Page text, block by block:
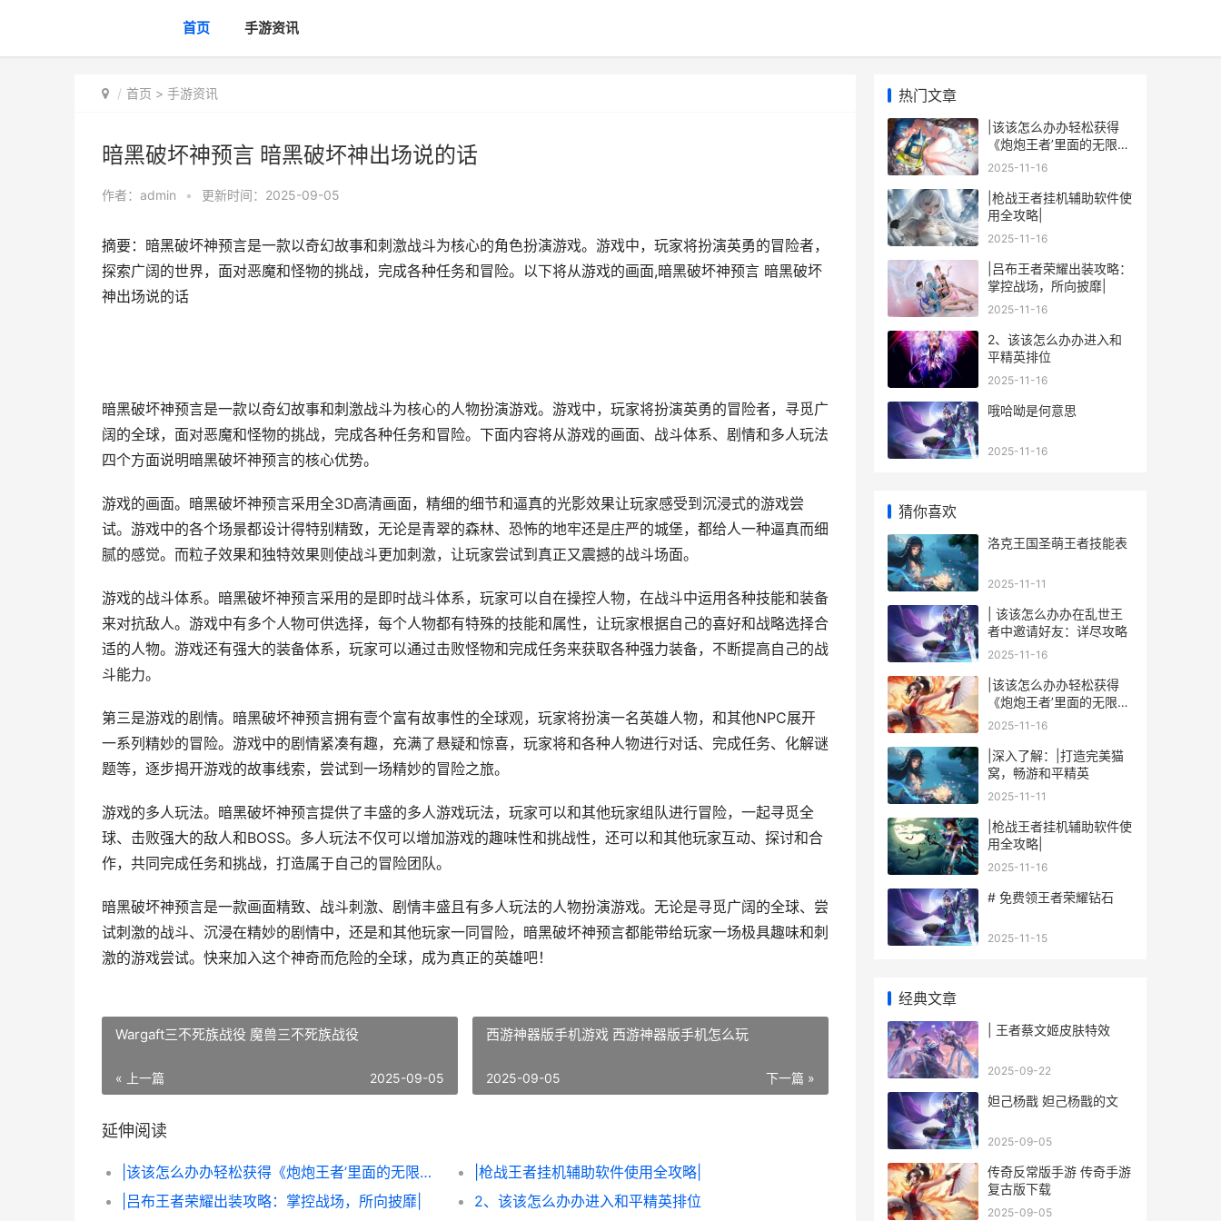
首页 手游资讯
首页 > 手游资讯
暗黑破坏神预言 暗黑破坏神出场说的话
作者： admin • 更新时间：2025-09-05
摘要：暗黑破坏神预言是一款以奇幻故事和刺激战斗为核心的角色扮演游戏。游戏中，玩家将扮演英勇的冒险者，
探索广阔的世界，面对恶魔和怪物的挑战，完成各种任务和冒险。以下将从游戏的画面,暗黑破坏神预言 暗黑破坏
神出场说的话
暗黑破坏神预言是一款以奇幻故事和刺激战斗为核心的人物扮演游戏。游戏中，玩家将扮演英勇的冒险者，寻觅广
阔的全球，面对恶魔和怪物的挑战，完成各种任务和冒险。下面内容将从游戏的画面、战斗体系、剧情和多人玩法
四个方面说明暗黑破坏神预言的核心优势。
游戏的画面。暗黑破坏神预言采用全3D高清画面，精细的细节和逼真的光影效果让玩家感受到沉浸式的游戏尝
试。游戏中的各个场景都设计得特别精致，无论是青翠的森林、恐怖的地牢还是庄严的城堡，都给人一种逼真而细
腻的感觉。而粒子效果和独特效果则使战斗更加刺激，让玩家尝试到真正又震撼的战斗场面。
游戏的战斗体系。暗黑破坏神预言采用的是即时战斗体系，玩家可以自在操控人物，在战斗中运用各种技能和装备
来对抗敌人。游戏中有多个人物可供选择，每个人物都有特殊的技能和属性，让玩家根据自己的喜好和战略选择合
适的人物。游戏还有强大的装备体系，玩家可以通过击败怪物和完成任务来获取各种强力装备，不断提高自己的战
斗能力。
第三是游戏的剧情。暗黑破坏神预言拥有壹个富有故事性的全球观，玩家将扮演一名英雄人物，和其他NPC展开
一系列精妙的冒险。游戏中的剧情紧凑有趣，充满了悬疑和惊喜，玩家将和各种人物进行对话、完成任务、化解谜
题等，逐步揭开游戏的故事线索，尝试到一场精妙的冒险之旅。
游戏的多人玩法。暗黑破坏神预言提供了丰盛的多人游戏玩法，玩家可以和其他玩家组队进行冒险，一起寻觅全
球、击败强大的敌人和BOSS。多人玩法不仅可以增加游戏的趣味性和挑战性，还可以和其他玩家互动、探讨和合
作，共同完成任务和挑战，打造属于自己的冒险团队。
暗黑破坏神预言是一款画面精致、战斗刺激、剧情丰盛且有多人玩法的人物扮演游戏。无论是寻觅广阔的全球、尝
试刺激的战斗、沉浸在精妙的剧情中，还是和其他玩家一同冒险，暗黑破坏神预言都能带给玩家一场极具趣味和刺
激的游戏尝试。快来加入这个神奇而危险的全球，成为真正的英雄吧！
Wargaft三不死族战役 魔兽三不死族战役
« 上一篇 2025-09-05
西游神器版手机游戏 西游神器版手机怎么玩
下一篇 »
2025-09-05
延伸阅读
|该该怎么办办轻松获得《炮炮王者’里面的无限金币和星星|
|枪战王者挂机辅助软件使用全攻略|
|吕布王者荣耀出装攻略：掌控战场，所向披靡|
2、该该怎么办办进入和平精英排位
热门文章
|该该怎么办办轻松获得
《炮炮王者’里面的无限金
币和星星|
2025-11-16
|枪战王者挂机辅助软件使
用全攻略|
2025-11-16
|吕布王者荣耀出装攻略：
掌控战场，所向披靡|
2025-11-16
2、该该怎么办办进入和
平精英排位
2025-11-16
哦哈呦是何意思
2025-11-16
猜你喜欢
洛克王国圣萌王者技能表
2025-11-11
| 该该怎么办办在乱世王
者中邀请好友：详尽攻略
2025-11-16
|该该怎么办办轻松获得
《炮炮王者’里面的无限金
币和星星|
2025-11-16
|深入了解：|打造完美猫
窝，畅游和平精英
2025-11-11
|枪战王者挂机辅助软件使
用全攻略|
2025-11-16
# 免费领王者荣耀钻石
2025-11-15
经典文章
| 王者蔡文姬皮肤特效
2025-09-22
妲己杨戬 妲己杨戬的文
2025-09-05
传奇反常版手游 传奇手游
复古版下载
2025-09-05